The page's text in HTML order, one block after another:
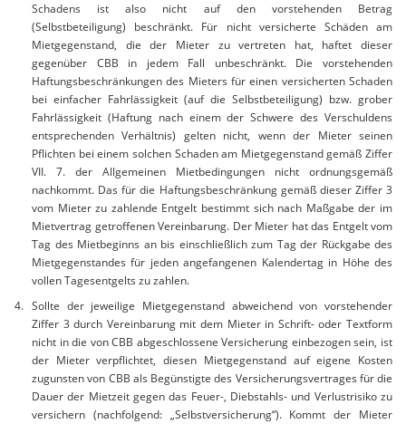
Schadens ist also nicht auf den vorstehenden Betrag
(Selbstbeteiligung) beschränkt. Für nicht versicherte Schäden am
Mietgegenstand, die der Mieter zu vertreten hat, haftet dieser
gegenüber CBB in jedem Fall unbeschränkt. Die vorstehenden
Haftungsbeschränkungen des Mieters für einen versicherten Schaden
bei einfacher Fahrlässigkeit (auf die Selbstbeteiligung) bzw. grober
Fahrlässigkeit (Haftung nach einem der Schwere des Verschuldens
entsprechenden Verhältnis) gelten nicht, wenn der Mieter seinen
Pflichten bei einem solchen Schaden am Mietgegenstand gemäß Ziffer
VII. 7. der Allgemeinen Mietbedingungen nicht ordnungsgemäß
nachkommt. Das für die Haftungsbeschränkung gemäß dieser Ziffer 3
vom Mieter zu zahlende Entgelt bestimmt sich nach Maßgabe der im
Mietvertrag getroffenen Vereinbarung. Der Mieter hat das Entgelt vom
Tag des Mietbeginns an bis einschließlich zum Tag der Rückgabe des
Mietgegenstandes für jeden angefangenen Kalendertag in Höhe des
vollen Tagesentgelts zu zahlen.
Sollte der jeweilige Mietgegenstand abweichend von vorstehender
Ziffer 3 durch Vereinbarung mit dem Mieter in Schrift- oder Textform
nicht in die von CBB abgeschlossene Versicherung einbezogen sein, ist
der Mieter verpflichtet, diesen Mietgegenstand auf eigene Kosten
zugunsten von CBB als Begünstigte des Versicherungsvertrages für die
Dauer der Mietzeit gegen das Feuer-, Diebstahls- und Verlustrisiko zu
versichern (nachfolgend: „Selbstversicherung“). Kommt der Mieter